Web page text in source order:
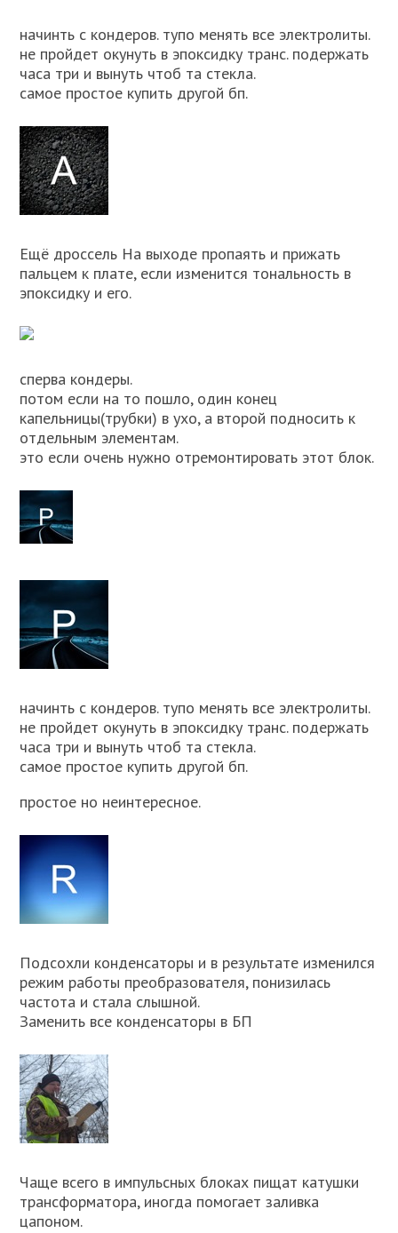
начинть с кондеров. тупо менять все электролиты.
не пройдет окунуть в эпоксидку транс. подержать
часа три и вынуть чтоб та стекла.
самое простое купить другой бп.
Ещё дроссель На выходе пропаять и прижать
пальцем к плате, если изменится тональность в
эпоксидку и его.
сперва кондеры.
потом если на то пошло, один конец
капельницы(трубки) в ухо, а второй подносить к
отдельным элементам.
это если очень нужно отремонтировать этот блок.
начинть с кондеров. тупо менять все электролиты.
не пройдет окунуть в эпоксидку транс. подержать
часа три и вынуть чтоб та стекла.
самое простое купить другой бп.
простое но неинтересное.
Подсохли конденсаторы и в результате изменился
режим работы преобразователя, понизилась
частота и стала слышной.
Заменить все конденсаторы в БП
Чаще всего в импульсных блоках пищат катушки
трансформатора, иногда помогает заливка
цапоном.